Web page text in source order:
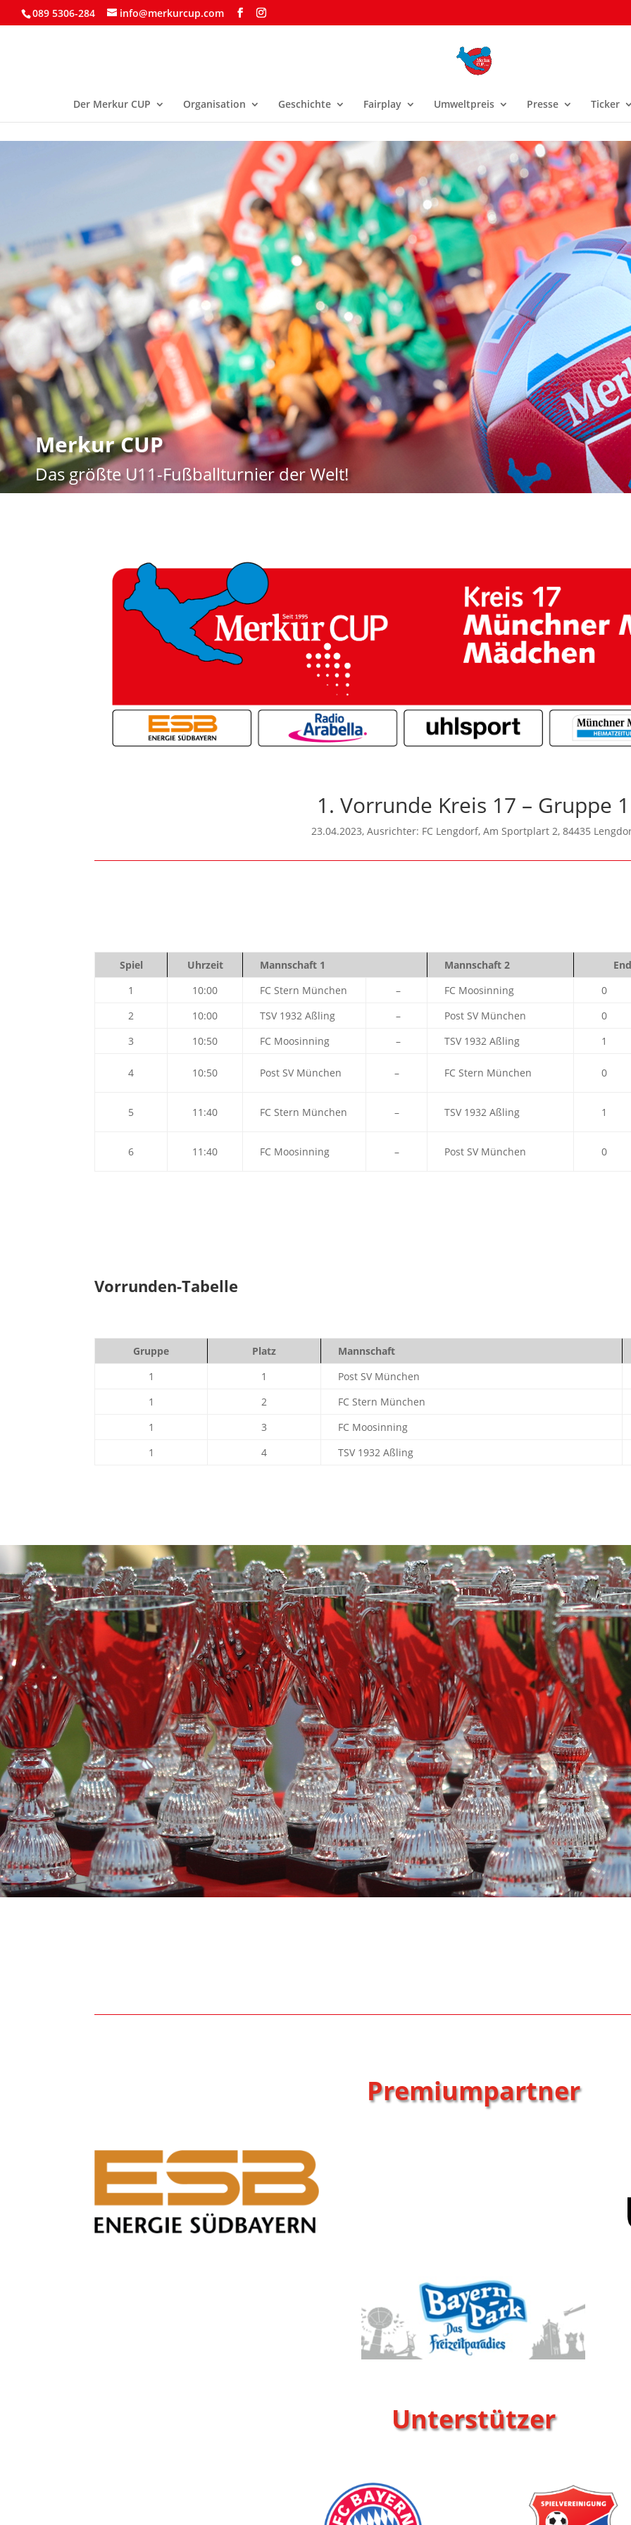
089 5306-284 info@merkurcup.com
Der Merkur CUP Organisation Geschichte Fairplay Umweltpreis Presse Ticker
Merkur CUP
Das größte U11-Fußballturnier der Welt!
1. Vorrunde Kreis 17 – Gruppe 1
23.04.2023, Ausrichter: FC Lengdorf, Am Sportplart 2, 84435
Spiel Uhrzeit Mannschaft 1 Mannschaft 2
1
10:00 FC Stern München – FC Moosinning
0
2
10:00 TSV 1932 Aßling – Post SV München
0
3
10:50 FC Moosinning – TSV 1932 Aßling 1
4 10:50 Post SV München – FC Stern München 0
5 11:40 FC Stern München – TSV 1932 Aßling 1
6 11:40 FC Moosinning – Post SV München 0
Vorrunden-Tabelle
Gruppe Platz
Mannschaft
1
1
Post SV München
1
2
FC Stern München
1
3
FC Moosinning
1
4 TSV 1932 Aßling
Premiumpartner
Unterstützer